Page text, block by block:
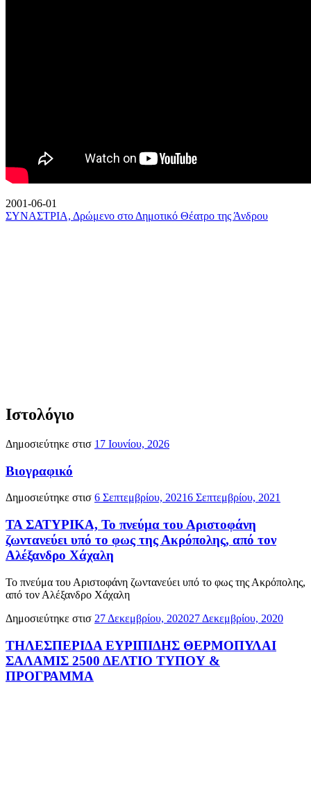
2001-06-01
ΣΥΝΑΣΤΡΙΑ, Δρώμενο στο Δημοτικό Θέατρο της Άνδρου
Ιστολόγιο
Δημοσιεύτηκε στισ 17 Ιουνίου, 2026
Βιογραφικό
Δημοσιεύτηκε στισ 6 Σεπτεμβρίου, 20216 Σεπτεμβρίου, 2021
ΤΑ ΣΑΤΥΡΙΚΑ, Το πνεύμα του Αριστοφάνη
ζωντανεύει υπό το φως της Ακρόπολης, από τον
Αλέξανδρο Χάχαλη
Το πνεύμα του Αριστοφάνη ζωντανεύει υπό το φως της Ακρόπολης,
από τον Αλέξανδρο Χάχαλη
Δημοσιεύτηκε στισ 27 Δεκεμβρίου, 202027 Δεκεμβρίου, 2020
ΤΗΛΕΣΠΕΡΙΔΑ ΕΥΡΙΠΙΔΗΣ ΘΕΡΜΟΠΥΛΑΙ
ΣΑΛΑΜΙΣ 2500 ΔΕΛΤΙΟ ΤΥΠΟΥ &
ΠΡΟΓΡΑΜΜΑ